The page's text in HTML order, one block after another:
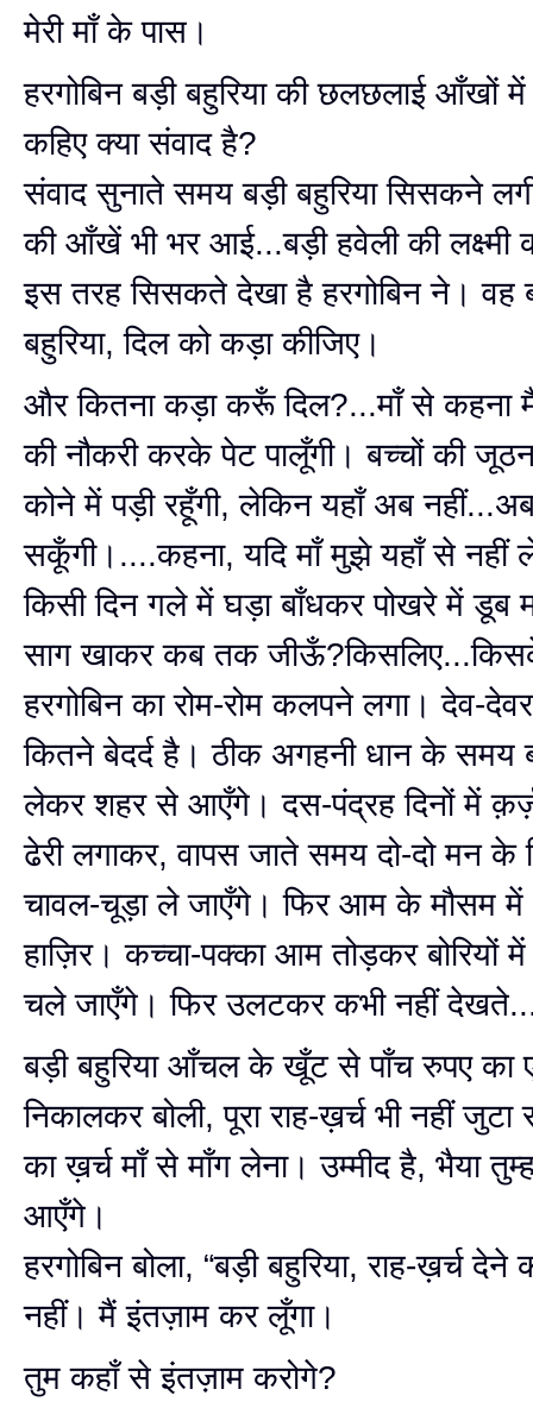
मेरी माँ के पास।
हरगोबिन बड़ी बहुरिया की छलछलाई आँखों
कहिए क्या संवाद है?
संवाद सुनाते समय बड़ी बहुरिया सिसकने
की आँखें भी भर आई...बड़ी हवेली की लक्ष्मी
इस तरह सिसकते देखा है हरगोबिन ने। वह
बहुरिया, दिल को कड़ा कीजिए।
और कितना कड़ा करूँ दिल?...माँ से कहना मैं
की नौकरी करके पेट पालूँगी। बच्चों की
कोने में पड़ी रहूँगी, लेकिन यहाँ अब
सकूँगी।....कहना, यदि माँ मुझे यहाँ से नहीं
किसी दिन गले में घड़ा बाँधकर पोखरे में
साग खाकर कब तक
हरगोबिन का रोम-रोम कलपने लगा। देव-
कितने बेदर्द है। ठीक अगहनी धान के समय
लेकर शहर से आएँगे। दस-पंद्रह दिनों में
ढेरी लगाकर, वापस जाते समय दो-दो मन के
चावल-चूड़ा ले जाएँगे। फिर आम के मौसम
हाज़िर। कच्चा-पक्का आम तोड़कर बोरियों
चले जाएँगे। फिर उलटकर कभी नहीं
बड़ी बहुरिया आँचल के खूँट से पाँच रुपए का
निकालकर बोली, पूरा राह-ख़र्च भी नहीं
का ख़र्च माँ से माँग लेना। उम्मीद है, भैया
आएँगे।
हरगोबिन बोला, “बड़ी बहुरिया, राह-ख़र्च
नहीं। मैं इंतज़ाम कर लूँगा।
तुम कहाँ से इंतज़ाम करोगे?